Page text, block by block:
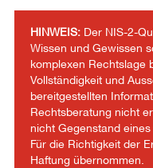
HINWEIS:Der NIS-2-
Wissen und Gewissen
komplexen Rechtslage
Vollständigkeit und
bereitgestellten
Rechtsberatung nicht
nicht Gegenstand
Für die Richtigkeit der
Haftung übernommen.